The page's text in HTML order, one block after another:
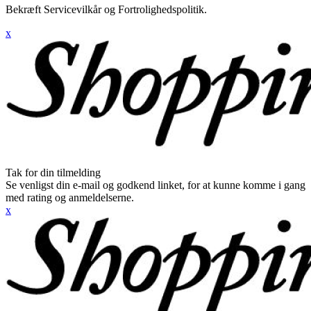
Bekræft Servicevilkår og Fortrolighedspolitik.
x
Tak for din tilmelding
Se venligst din e-mail og godkend linket, for at kunne komme i gang
med rating og anmeldelserne.
x